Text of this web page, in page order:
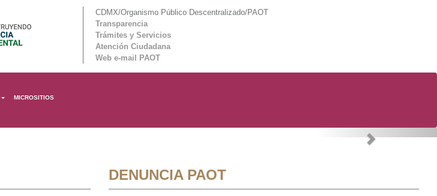
CDMX/Organismo Público Descentralizado/PAOT
Transparencia
Trámites y Servicios
Atención Ciudadana
Web e-mail PAOT
MICROSITIOS
Next
DENUNCIA PAOT